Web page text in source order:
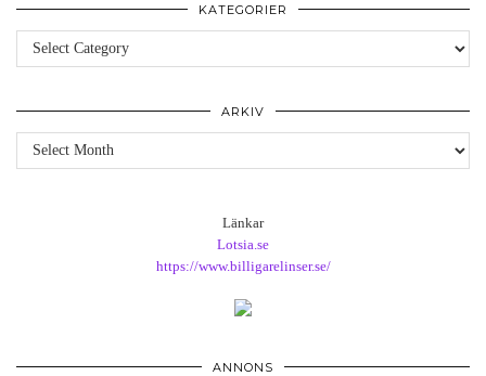
KATEGORIER
Kategorier
ARKIV
Arkiv
Länkar
Lotsia.se
https://www.billigarelinser.se/
ANNONS